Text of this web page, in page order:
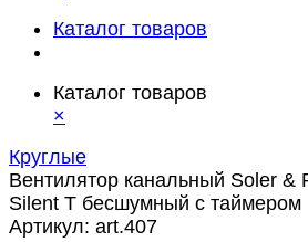
Каталог товаров
Каталог товаров
×
Круглые
Вентилятор канальный Soler &
Silent T бесшумный с таймером
Артикул: art.407